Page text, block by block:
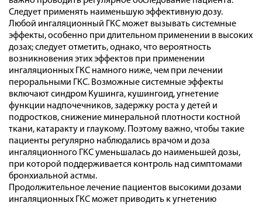
Следует применять наименьшую эффективную дозу.
Любой ингаляционный ГКС может вызывать системные
эффекты, особенно при длительном применении в высоких
дозах; следует отметить, однако, что вероятность
возникновения этих эффектов при применении
ингаляционных ГКС намного ниже, чем при лечении
пероральными ГКС. Возможные системные эффекты
включают синдром Кушинга, кушингоид, угнетение
функции надпочечников, задержку роста у детей и
подростков, снижение минеральной плотности костной
ткани, катаракту и глаукому. Поэтому важно, чтобы такие
пациенты регулярно наблюдались врачом и доза
ингаляционного ГКС уменьшалась до наименьшей дозы,
при которой поддерживается контроль над симптомами
бронхиальной астмы.
Продолжительное лечение пациентов высокими дозами
ингаляционных ГКС может приводить к угнетению